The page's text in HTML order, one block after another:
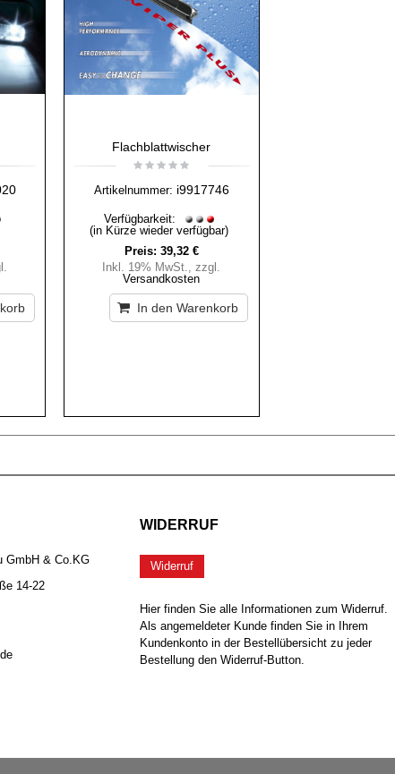
Flachblattwischer
Artikelnummer: i9917746
Verfügbarkeit:
(in Kürze wieder verfügbar)
Preis: 39,32 €
Inkl. 19% MwSt.
,zzgl.
Versandkosten
In den Warenkorb
GmbH & Co.KG
14-22
WIDERRUF
Widerruf
Hier finden Sie alle Informationen zum Widerruf.
Als angemeldeter Kunde finden Sie in Ihrem
Kundenkonto in der Bestellübersicht zu jeder
Bestellung den Widerruf-Button.